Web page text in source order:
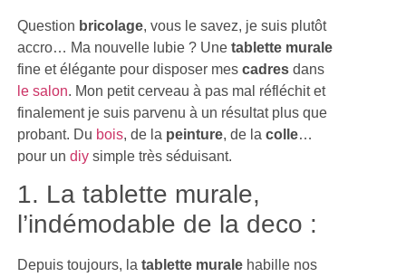
Question bricolage, vous le savez, je suis plutôt
accro… Ma nouvelle lubie ? Unetablette murale
fine et élégante pour disposer mescadres dans
le salon. Mon petit cerveau à pas mal réfléchit et
finalement je suis parvenu à un résultat plus que
probant. Du bois, de la peinture, de lacolle…
pour undiy simple très séduisant.
1. La tablette murale,
l’indémodable de la deco :
Depuis toujours, latablette murale habille nos